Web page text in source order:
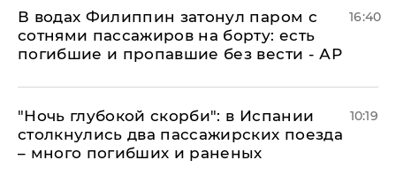
В водах Филиппин затонул паром с
сотнями пассажиров на борту: есть
погибшие и пропавшие без вести - АР
16:40
"Ночь глубокой скорби": в Испании
столкнулись два пассажирских поезда
– много погибших и раненых
10:19